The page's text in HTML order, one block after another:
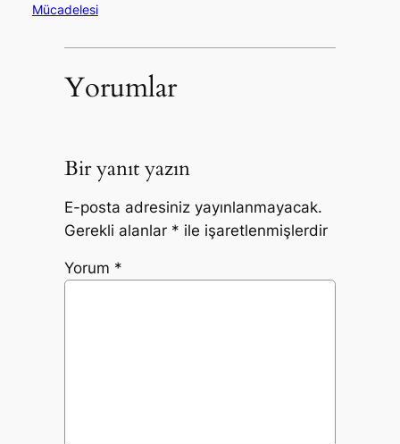
Mücadelesi
Yorumlar
Bir yanıt yazın
E-posta adresiniz yayınlanmayacak.
Gerekli alanlar * ile işaretlenmişlerdir
Yorum *